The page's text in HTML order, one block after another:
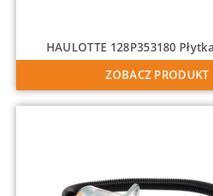
HAULOTTE 128P353180
ZOBACZ PRODUKT